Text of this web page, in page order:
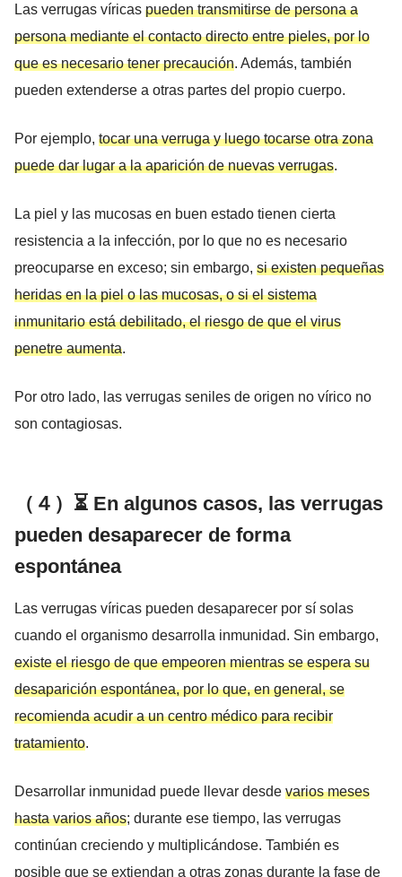
Las verrugas víricas pueden transmitirse de persona a
persona mediante el contacto directo entre pieles, por lo
que es necesario tener precaución. Además, también
pueden extenderse a otras partes del propio cuerpo.
Por ejemplo, tocar una verruga y luego tocarse otra zona
puede dar lugar a la aparición de nuevas verrugas.
La piel y las mucosas en buen estado tienen cierta
resistencia a la infección, por lo que no es necesario
preocuparse en exceso; sin embargo, si existen pequeñas
heridas en la piel o las mucosas, o si el sistema
inmunitario está debilitado, el riesgo de que el virus
penetre aumenta.
Por otro lado, las verrugas seniles de origen no vírico no
son contagiosas.
（４）⏳ En algunos casos, las verrugas
pueden desaparecer de forma
espontánea
Las verrugas víricas pueden desaparecer por sí solas
cuando el organismo desarrolla inmunidad. Sin embargo,
existe el riesgo de que empeoren mientras se espera su
desaparición espontánea, por lo que, en general, se
recomienda acudir a un centro médico para recibir
tratamiento.
Desarrollar inmunidad puede llevar desde varios meses
hasta varios años; durante ese tiempo, las verrugas
continúan creciendo y multiplicándose. También es
posible que se extiendan a otras zonas durante la fase de